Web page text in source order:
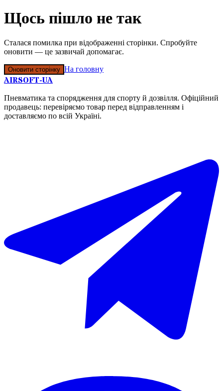
Щось пішло не так
Сталася помилка при відображенні сторінки. Спробуйте
оновити — це зазвичай допомагає.
Оновити сторінку На головну
AIRSOFT-UA
Пневматика та спорядження для спорту й дозвілля. Офіційний
продавець: перевіряємо товар перед відправленням і
доставляємо по всій Україні.